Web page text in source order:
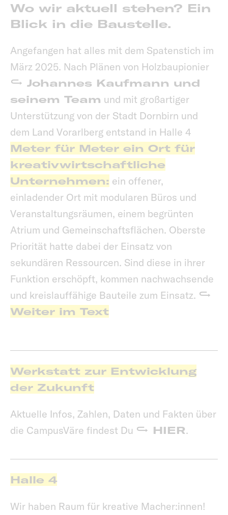
Wo wir aktuell stehen? Ein
Blick in die Baustelle.
Angefangen hat alles mit dem Spatenstich im
März 2025. Nach Plänen von Holzbaupionier
Johannes Kaufmann und
seinem Team und mit großartiger
Unterstützung von der Stadt Dornbirn und
dem Land Vorarlberg entstand in Halle 4
Meter für Meter ein Ort für
kreativwirtschaftliche
Unternehmen: ein offener,
einladender Ort mit modularen Büros und
Veranstaltungsräumen, einem begrünten
Atrium und Gemeinschaftsflächen. Oberste
Priorität hatte dabei der Einsatz von
sekundären Ressourcen. Sind diese in ihrer
Funktion erschöpft, kommen nachwachsende
und kreislauffähige Bauteile zum Einsatz.
Weiter im Text
Werkstatt zur Entwicklung
der Zukunft
Aktuelle Infos, Zahlen, Daten und Fakten über
die CampusVäre findest Du
HIER.
Halle 4
Wir haben Raum für kreative Macher:innen!